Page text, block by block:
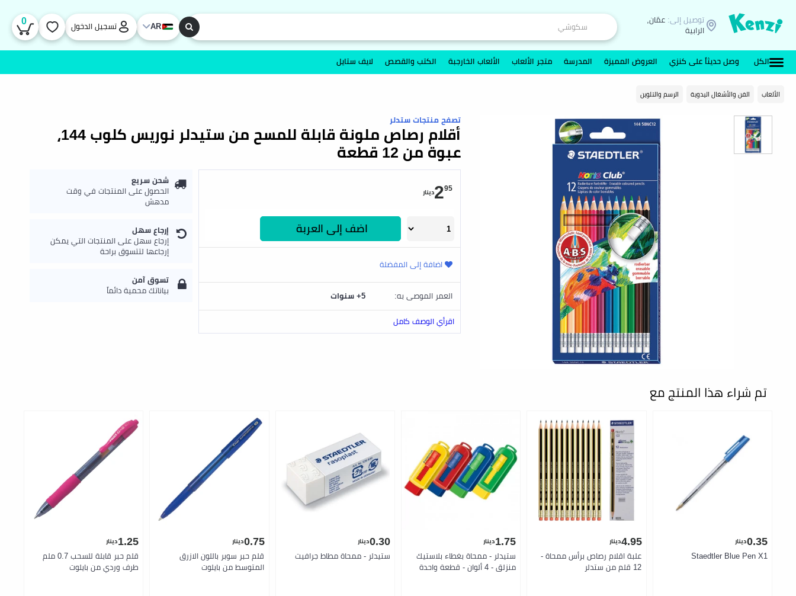
توصيل إلى: عمّان,
الرابية
AR تسجيل الدخول
0
الكل وصل حديثاً على كنزي العروض المميزة المدرسة متجر الألعاب الألعاب الخارجبة الكتب والقصص لايف ستايل
الألعاب الفن والأشغال اليدوية الرسم والتلوين
تصفح منتجات ستدلر
أقلام رصاص ملونة قابلة للمسح من ستيدلر نوريس كلوب 144،
عبوة من 12 قطعة
شحن سريع
الحصول على المنتجات في وقت
مدهش
إرجاع سهل
إرجاع سهل على المنتجات التي يمكن
إرجاعها لتتسوق براحة
تسوق آمن
بياناتك محمية دائماً
295 دينار
اضف إلى العربة
اضافة إلى المفضلة
العمر الموصى به: 5+ سنوات
اقرأي الوصف كامل
تم شراء هذا المنتج مع
0.35دينار
Staedtler Blue Pen X1
4.95دينار
علبة اقلام رصاص برأس ممحاة -
12 قلم من ستدلر
1.75دينار
ستيدلر - ممحاة بغطاء بلاستيك
منزلق - 4 ألوان - قطعة واحدة
0.30دينار
ستيدلر - ممحاة مطاط جرافيت
0.75دينار
قلم حبر سوبر باللون الازرق
المتوسط من بايلوت
1.25دينار
قلم حبر قابلة للسحب 0.7 ملم
طرف وردي من بايلوت